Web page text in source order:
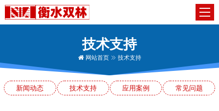
技术支持
网站首页 技术支持
新闻动态 技术支持 应用案例 常见问题